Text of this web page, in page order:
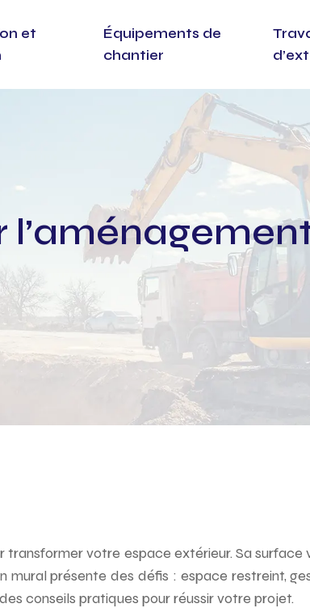
et
Équipements de
chantier
votre espace extérieur. Sa
mural présente des défis : espace restreint,
conseils pratiques pour réussir votre projet.